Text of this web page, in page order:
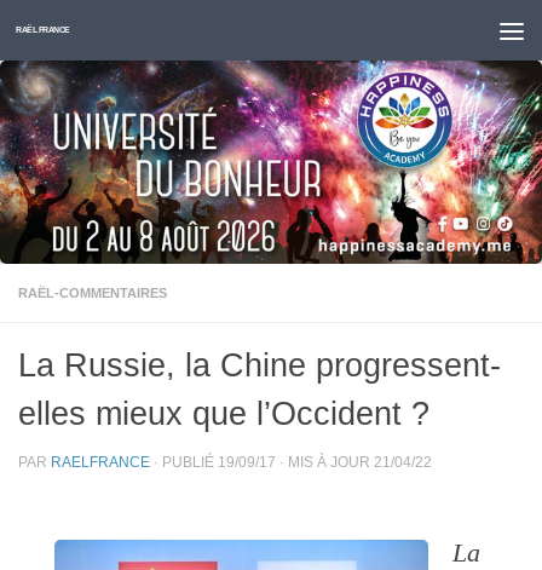
Skip to content
RAËL FRANCE
RAËL-COMMENTAIRES
La Russie, la Chine progressent-
elles mieux que l’Occident ?
PAR RAELFRANCE · PUBLIÉ 19/09/17 · MIS À JOUR 21/04/22
La